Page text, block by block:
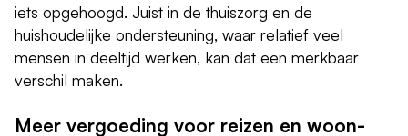
iets opgehoogd. Juist in de thuiszorg en de
huishoudelijke ondersteuning, waar relatief veel
mensen in deeltijd werken, kan dat een merkbaar
verschil maken.
Meer vergoeding voor reizen en woon-